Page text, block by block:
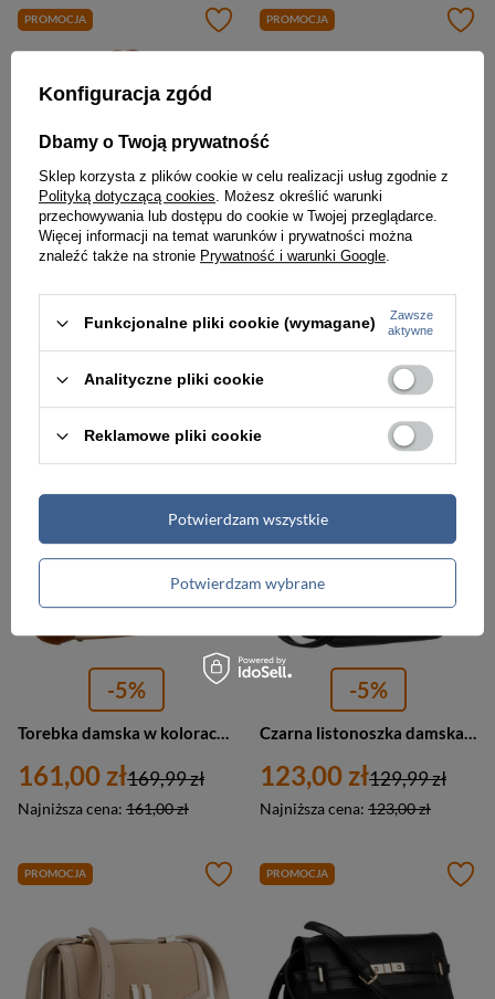
PROMOCJA
-5%
171,00 zł
Najniższa cena:171,00 zł
179,99 zł
PROMOCJA
-5%
123,00 zł
Najniższa cena: 123,00 zł
129,99 zł
-5%
Torebka damska w kolorach ecru i brązowym, zamykana suwakiem i magnesem - Peterson
161,00 zł
Najniższa cena: 161,00 zł
169,99 zł
-5%
Czarna listonoszka damska z tworzywa sztucznego, zawieszona na regulowanym pasku - Peterson
123,00 zł
Najniższa cena: 123,00 zł
129,99 zł
PROMOCJA PROMOCJA
Konfiguracja zgód
Dbamy o Twoją prywatność
Sklep korzysta z plików cookie w celu realizacji usług zgodnie z
Polityką dotyczącą cookies. Możesz określić warunki
przechowywania lub dostępu do cookie w Twojej przeglądarce.
Więcej informacji na temat warunków i prywatności można
znaleźć także na stronie Prywatność i warunki Google.
Funkcjonalne pliki cookie (wymagane)
Zawsze
aktywne
Analityczne pliki cookie
Reklamowe pliki cookie
Potwierdzam wybrane
Potwierdzam wszystkie